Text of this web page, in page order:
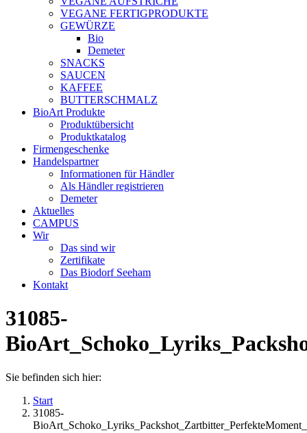
VEGANE FERTIGPRODUKTE
GEWÜRZE
Bio
Demeter
SNACKS
SAUCEN
KAFFEE
BUTTERSCHMALZ
BioArt Produkte
Produktübersicht
Produktkatalog
Firmengeschenke
Handelspartner
Informationen für Händler
Als Händler registrieren
Demeter
Aktuelles
CAMPUS
Wir
Das sind wir
Zertifikate
Das Biodorf Seeham
Kontakt
31085-
Sie befinden sich hier:
Start
31085-